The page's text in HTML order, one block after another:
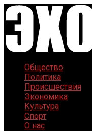
Общество
Политика
Происшествия
Экономика
Культура
Спорт
О нас